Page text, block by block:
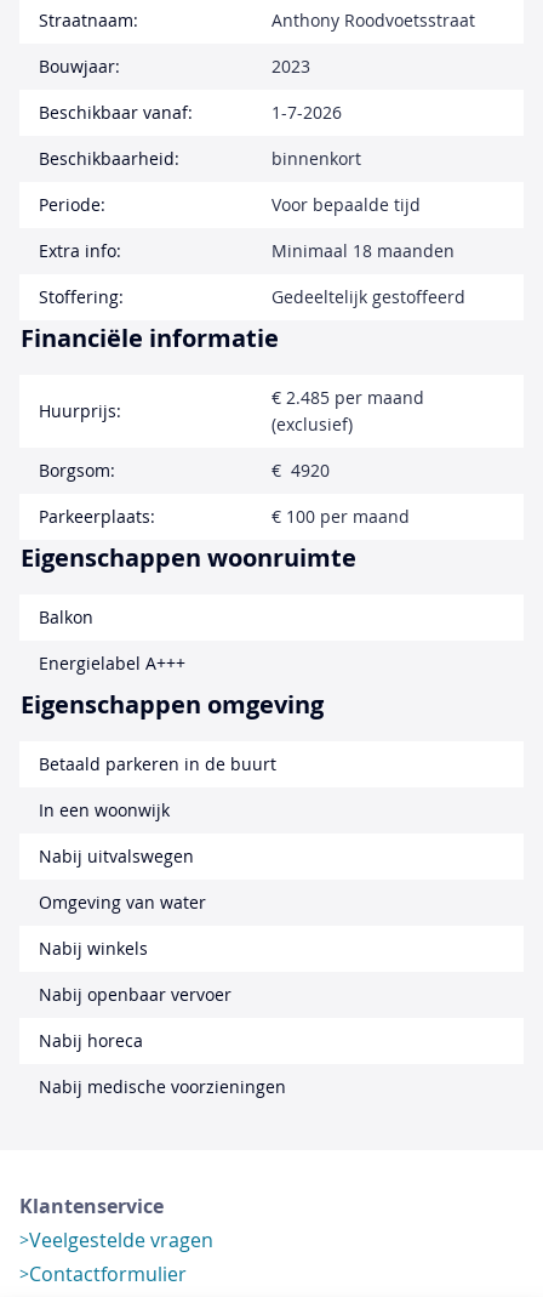
Straatnaam:
Anthony Roodvoetsstraat
Bouwjaar:
2023
Beschikbaar vanaf:
1-7-2026
Beschikbaarheid:
binnenkort
Periode:
Voor bepaalde tijd
Extra info:
Minimaal 18 maanden
Stoffering:
Gedeeltelijk gestoffeerd
Financiële informatie
Huurprijs:
€ 2.485 per maand
(exclusief)
Borgsom:
€ 4920
Parkeerplaats:
€ 100 per maand
Eigenschappen woonruimte
Balkon
Energielabel A+++
Eigenschappen omgeving
Betaald parkeren in de buurt
In een woonwijk
Nabij uitvalswegen
Omgeving van water
Nabij winkels
Nabij openbaar vervoer
Nabij horeca
Nabij medische voorzieningen
Klantenservice
Veelgestelde vragen
Contactformulier